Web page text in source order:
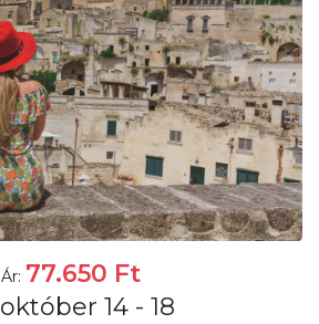
Ár: 77.650 Ft
október 14 - 18